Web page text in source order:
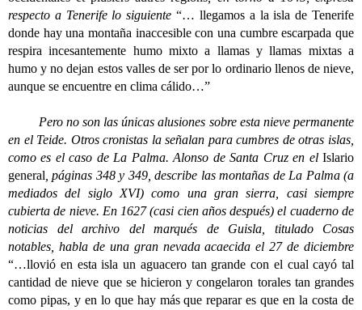
respecto a Tenerife lo siguiente“… llegamos a la isla de Tenerife
donde hay una montaña inaccesible con una cumbre escarpada que
respira incesantemente humo mixto a llamas y llamas mixtas a
humo y no dejan estos valles de ser por lo ordinario llenos de nieve,
aunque se encuentre en clima cálido…”
Pero no son las únicas alusiones sobre esta nieve permanente
en el Teide. Otros cronistas la señalan para cumbres de otras islas,
como es el caso de La Palma. Alonso de Santa Cruz en el Islario
general, páginas 348 y 349, describe las montañas de La Palma (a
mediados del siglo XVI) como una gran sierra, casi siempre
cubierta de nieve. En 1627 (casi cien años después) el cuaderno de
noticias del archivo del marqués de Guisla, titulado Cosas
notables, habla de una gran nevada acaecida el 27 de diciembre
“…llovió en esta isla un aguacero tan grande con el cual cayó tal
cantidad de nieve que se hicieron y congelaron torales tan grandes
como pipas, y en lo que hay más que reparar es que en la costa de